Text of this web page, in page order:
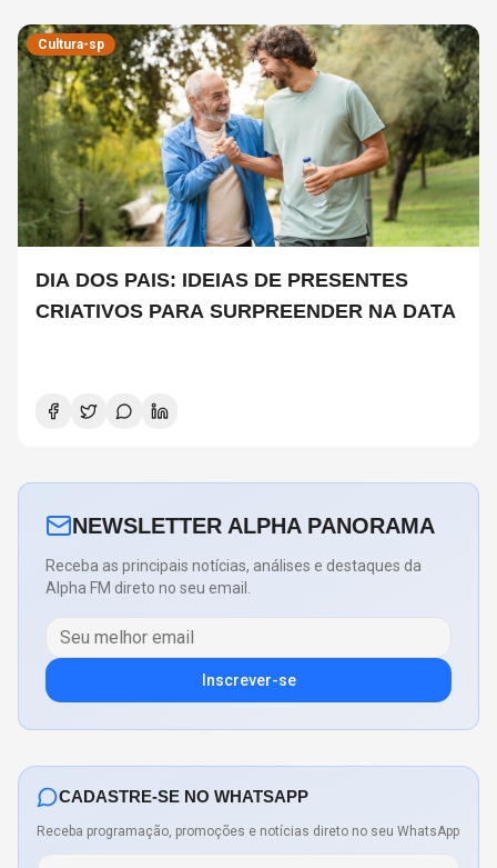
Cultura-sp
DIA DOS PAIS: IDEIAS DE PRESENTES
CRIATIVOS PARA SURPREENDER NA DATA
NEWSLETTER ALPHA PANORAMA
Receba as principais notícias, análises e destaques da
Alpha FM direto no seu email.
Inscrever-se
CADASTRE-SE NO WHATSAPP
Receba programação, promoções e notícias direto no seu WhatsApp